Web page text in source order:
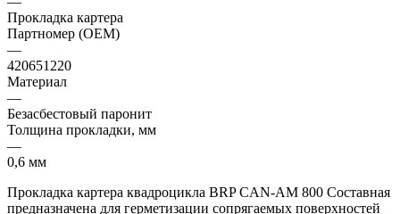
Прокладка картера
Партномер (OEM)
—
420651220
Материал
—
Безасбестовый паронит
Толщина прокладки, мм
—
0,6 мм
Прокладка картера квадроцикла BRP CAN-AM 800 Составная
предназначена для герметизации сопрягаемых поверхностей